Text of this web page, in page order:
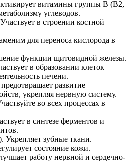
витамины группы B (B2,
углеводов.
в строении костной
для переноса кислорода в
функции щитовидной железы.
в образовании клеток
печени.
развитие
укрепляя нервную систему.
во всех процессах в
в синтезе ферментов и
зубные ткани.
состояние кожи.
работу нервной и сердечно-